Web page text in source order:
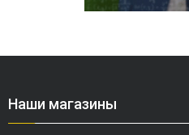
Наши магазины